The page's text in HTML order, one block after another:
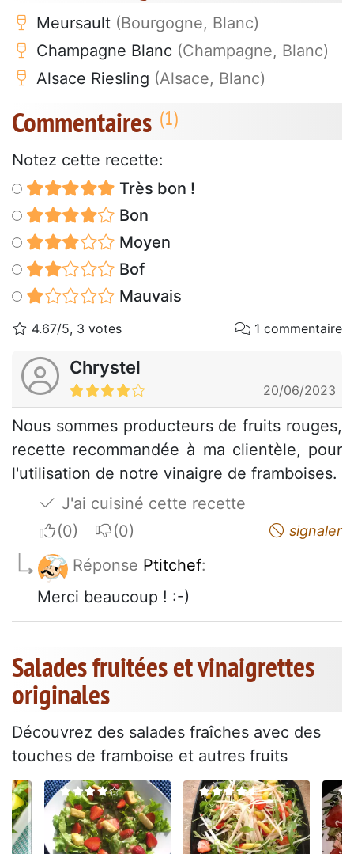
Meursault (Bourgogne, Blanc)
Champagne Blanc (Champagne, Blanc)
Alsace Riesling (Alsace, Blanc)
Commentaires
Notez cette recette:
Très bon !
Bon
Moyen
Bof
Mauvais
4.67/5, 3 votes 1 commentaire
Chrystel
20/06/2023
Nous sommes producteurs de fruits rouges,
recette recommandée à ma clientèle, pour
l'utilisation de notre vinaigre de framboises.
J'ai cuisiné cette recette
I apreciateI do not appreciate signaler
Réponse Ptitchef:
Merci beaucoup ! :-)
Salades fruitées et vinaigrettes
originales
Découvrez des salades fraîches avec des
touches de framboise et autres fruits